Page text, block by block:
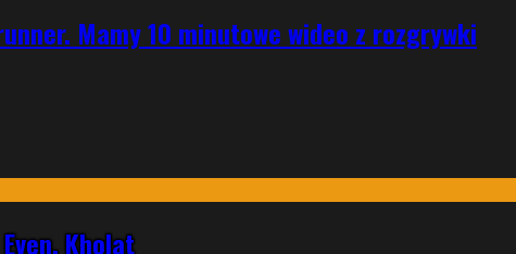
Mamy 10 minutowe wideo z rozgrywki
Kholat